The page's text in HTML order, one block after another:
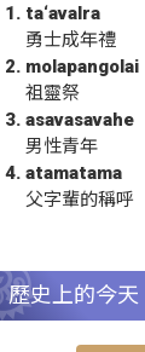
ta‘avalra
勇士成年禮
molapangolai
祖靈祭
asavasavahe
男性青年
atamatama
父字輩的稱呼
歷史上的今天